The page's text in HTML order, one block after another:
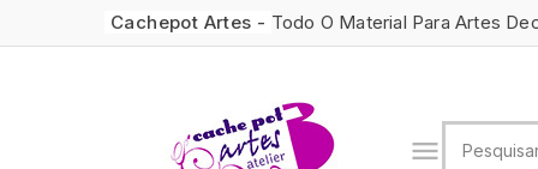
Cachepot Artes - Todo O Material Para Artes
